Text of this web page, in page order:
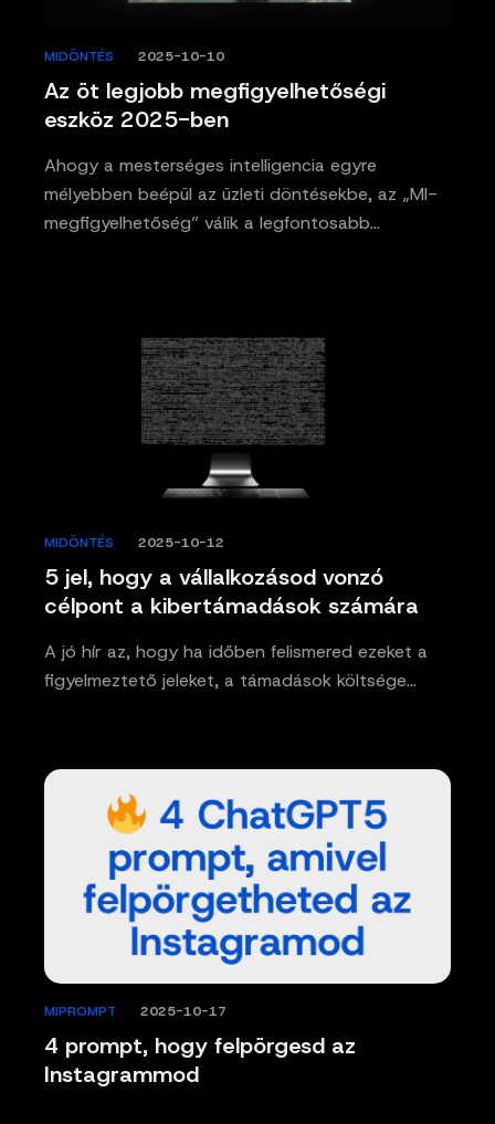
Az öt legjobb megfigyelhetőségi
eszköz 2025-ben
MIDÖNTÉS 2025-10-10
Ahogy a mesterséges intelligencia egyre
mélyebben beépül az üzleti döntésekbe, az „MI-
megfigyelhetőség” válik a legfontosabb…
5 jel, hogy a vállalkozásod vonzó
célpont a kibertámadások számára
MIDÖNTÉS 2025-10-12
A jó hír az, hogy ha időben felismered ezeket a
figyelmeztető jeleket, a támadások költsége…
4 prompt, hogy felpörgesd az
Instagrammod
MIPROMPT 2025-10-17